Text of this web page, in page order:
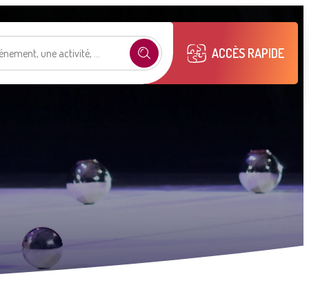
ACCÈS RAPIDE
Mon compte M2A